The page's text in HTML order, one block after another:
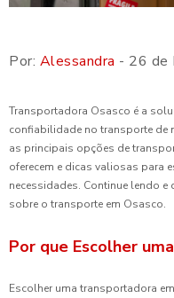
Por: Alessandra - 26 de
Transportadora Osasco é a
confiabilidade no transporte de
as principais opções de
oferecem e dicas valiosas para
necessidades. Continue lendo
sobre o transporte em Osasco.
Por que Escolher
Escolher uma transportadora